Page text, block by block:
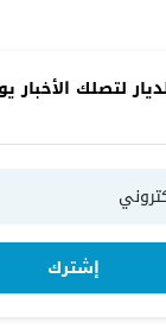
لتصلك الأخبار
إشترك